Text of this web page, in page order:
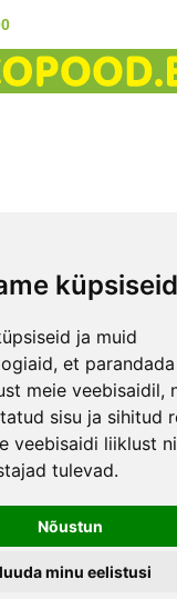
küpsiseid
ja muid
et
meie veebisaidil,
sisu ja sihitud
veebisaidi liiklust
tulevad.
Nõustun
minu eelistusi